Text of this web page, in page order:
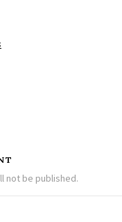
not be published.